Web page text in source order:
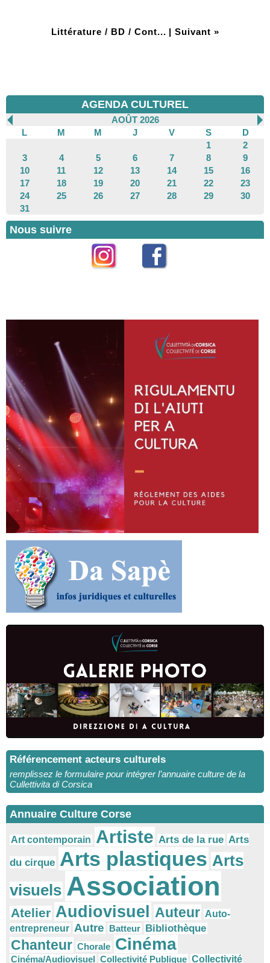
Littérature / BD / Cont... | Suivant »
AGENDA CULTUREL
AOÛT 2026
L
M M J V S
D
1
2
3
4 5 6 7 8
9
10
11 12 13 14 15
16
17
18 19 20 21 22
23
24
25 26 27 28 29
30
31
Nous suivre
Référencement acteurs culturels
remplissez le formulaire pour intégrer l’annuaire culture de la
Cullettivita di Corsica
Annuaire Culture Corse
Art contemporain Artiste Arts de la rue Arts
du cirque Arts plastiques Arts
visuels Association
Atelier Audiovisuel Auteur Auto-
entrepreneur Autre Batteur Bibliothèque
Chanteur Chorale Cinéma
Cinéma/Audiovisuel Collectivité Publique Collectivité